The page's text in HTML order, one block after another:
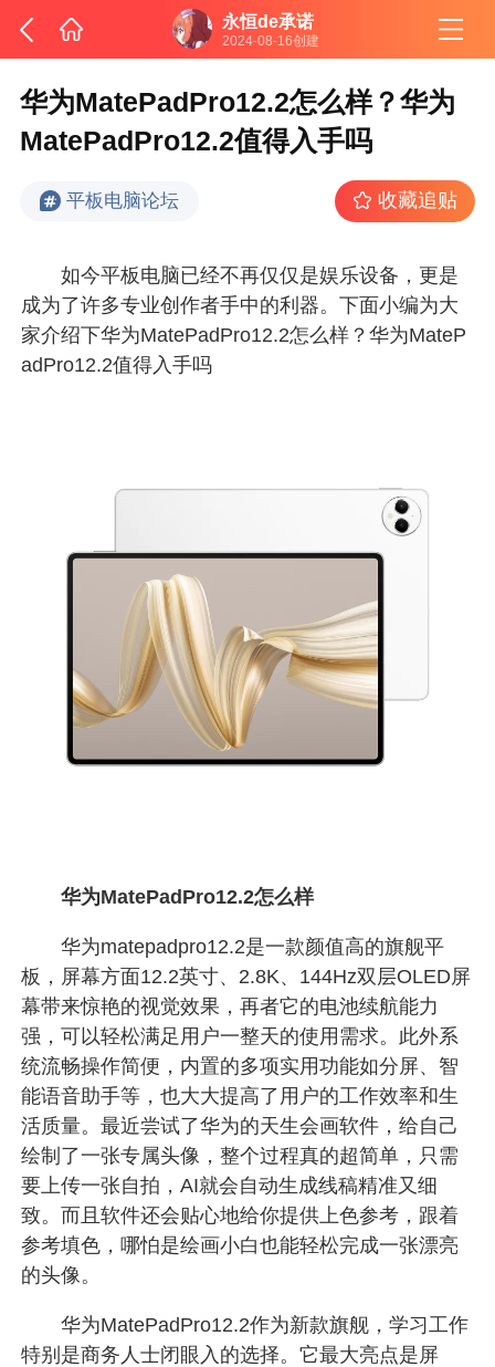
永恒de承诺
2024-08-16创建
华为MatePadPro12.2怎么样？华为
MatePadPro12.2值得入手吗
平板电脑论坛 收藏追贴
如今平板电脑已经不再仅仅是娱乐设备，更是
成为了许多专业创作者手中的利器。下面小编为大
家介绍下华为MatePadPro12.2怎么样？华为MateP
adPro12.2值得入手吗
华为MatePadPro12.2怎么样
华为matepadpro12.2是一款颜值高的旗舰平
板，屏幕方面12.2英寸、2.8K、144Hz双层OLED屏
幕带来惊艳的视觉效果，再者它的电池续航能力
强，可以轻松满足用户一整天的使用需求。此外系
统流畅操作简便，内置的多项实用功能如分屏、智
能语音助手等，也大大提高了用户的工作效率和生
活质量。最近尝试了华为的天生会画软件，给自己
绘制了一张专属头像，整个过程真的超简单，只需
要上传一张自拍，AI就会自动生成线稿精准又细
致。而且软件还会贴心地给你提供上色参考，跟着
参考填色，哪怕是绘画小白也能轻松完成一张漂亮
的头像。
华为MatePadPro12.2作为新款旗舰，学习工作
特别是商务人士闭眼入的选择。它最大亮点是屏